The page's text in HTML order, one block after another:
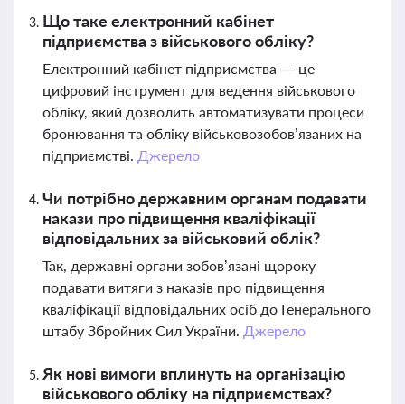
Що таке електронний кабінет
підприємства з військового обліку?
Електронний кабінет підприємства — це
цифровий інструмент для ведення військового
обліку, який дозволить автоматизувати процеси
бронювання та обліку військовозобов’язаних на
підприємстві. Джерело
Чи потрібно державним органам подавати
накази про підвищення кваліфікації
відповідальних за військовий облік?
Так, державні органи зобов’язані щороку
подавати витяги з наказів про підвищення
кваліфікації відповідальних осіб до Генерального
штабу Збройних Сил України. Джерело
Як нові вимоги вплинуть на організацію
військового обліку на підприємствах?